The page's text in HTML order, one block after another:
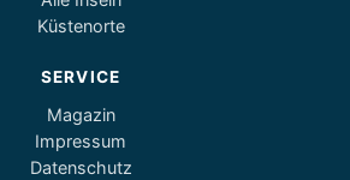
Küstenorte
SERVICE
Magazin
Impressum
Datenschutz